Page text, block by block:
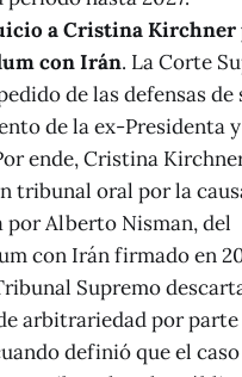
a Cristina Kirchner
con Irán. La Corte
de las defensas de
de la ex-Presidenta
ende, Cristina
tribunal oral por la
por Alberto Nisman, del
con Irán firmado en
Supremo
arbitrariedad por parte
definió que el